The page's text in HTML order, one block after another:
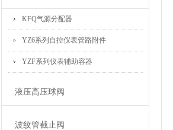
KFQ气源分配器
YZ6系列自控仪表管路附件
YZF系列仪表辅助容器
液压高压球阀
波纹管截止阀